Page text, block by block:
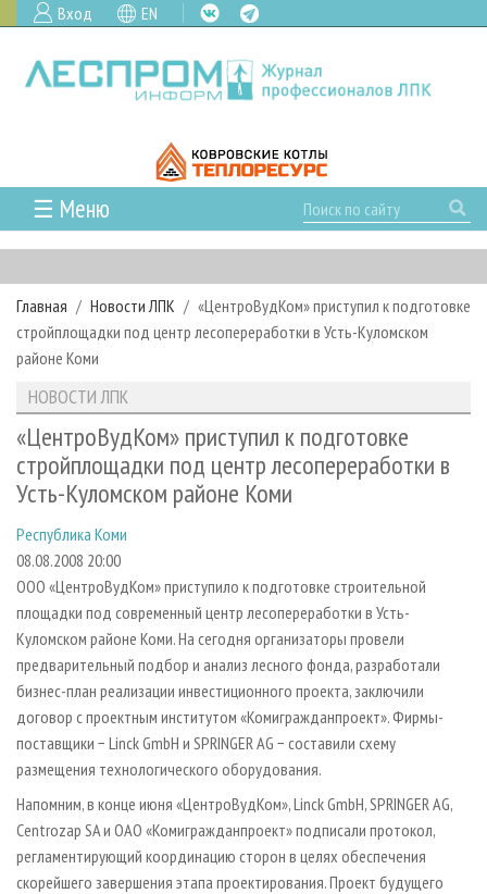
Вход EN
☰ Меню
ГЛАВНАЯ
РУБРИКИ И ТЕМЫ
РУБРИКИ ЖУРНАЛА
ЛЕСНОЕ ХОЗЯЙСТВО
ЛЕСОЗАГОТОВКА
ЛЕСОПИЛЕНИЕ
ДЕРЕВООБРАБОТКА
СУШКА ДРЕВЕСИНЫ
ПРОИЗВОДСТВО ДРЕВЕСНЫХ ПЛИТ
ДЕРЕВЯННОЕ ДОМОСТРОЕНИЕ
ПРОИЗВОДСТВО МЕБЕЛИ
БИОЭНЕРГЕТИКА
ЦБП
ИНСТРУМЕНТ И МАТЕРИАЛЫ
НОВОСТИ
КАЛЕНДАРЬ СОБЫТИЙ
НОВОСТИ ЛПК
НОВОСТИ ЖУРНАЛА
НОВОСТИ КОМПАНИЙ
ПРОЕКТЫ ЛПИ
АНАЛИТИКА
ПРЕДПРИЯТИЯ ЛПК
ЛЕСНЫЕ РЕГИОНЫ РОССИИ
ПЕРСОНЫ
МОБИЛЬНЫЕ ВЫСТАВКИ
ОФИЦИАЛЬНЫЕ ДЕЛЕГАЦИИ
ПРИОРИТЕТНЫЕ ИНВЕСТПРОЕКТЫ
RUSSIAN FORESTRY REVIEW
ГАЗЕТА ЛЕСПРОМФОРУМ
БИБЛИОТЕКА СПЕЦИАЛИСТА
АРХИВ
АРХИВ ЖУРНАЛОВ
СТАТЬИ
О ЖУРНАЛЕ
ПОДПИСКА
КОНТАКТЫ
РЕКЛАМОДАТЕЛЯМ
РЕКЛАМА
РЕКЛАМА НА САЙТЕ
Главная Новости ЛПК
«ЦентроВудКом» приступил к подготовке
стройплощадки под центр лесопереработки в Усть-Куломском
районе Коми
НОВОСТИ ЛПК
«ЦентроВудКом» приступил к подготовке
стройплощадки под центр лесопереработки в
Усть-Куломском районе Коми
Республика Коми
08.08.2008 20:00
ООО «ЦентроВудКом» приступило к подготовке строительной
площадки под современный центр лесопереработки в Усть-
Куломском районе Коми. На сегодня организаторы провели
предварительный подбор и анализ лесного фонда, разработали
бизнес-план реализации инвестиционного проекта, заключили
договор с проектным институтом «Комигражданпроект». Фирмы-
поставщики − Linck GmbH и SPRINGER AG − составили схему
размещения технологического оборудования.
Напомним, в конце июня «ЦентроВудКом», Linck GmbH, SPRINGER AG,
Centrozap SA и ОАО «Комигражданпроект» подписали протокол,
регламентирующий координацию сторон в целях обеспечения
скорейшего завершения этапа проектирования. Проект будущего